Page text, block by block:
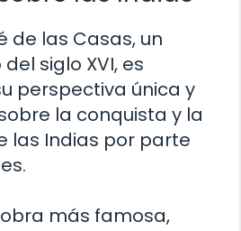
de las Casas, un
siglo XVI, es
perspectiva única y
la conquista y la
las Indias por parte
más famosa,